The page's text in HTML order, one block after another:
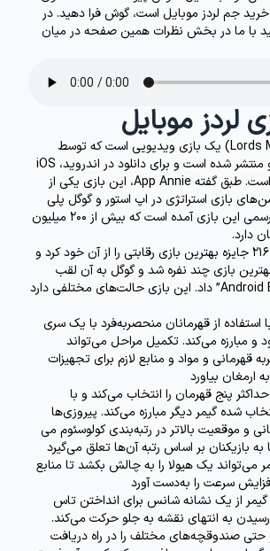
خرید جم لردز موبایل است، گوش فرا دهید. در
با ما در بخش نظرات همین صفحه در میان
لردز موبایل
لردز موبایل (Lords Mobile) یک بازی ویدیویی است که توسط
کمپانی IGG ساخته و منتشر شده است و برای دانلود در اندروید، iOS
و استیم در دسترس است. طبق گفته App Annie، این بازی یکی از
بازی استراتژی در اپ استور و گوگل پلی
است. در توضیحات رسمی این بازی آمده است که بیش از 200 میلیون
دارد.
لردز موبایل در سال 216 جایزه بهترین بازی رقابتی را از آن خود کرد و
نامزد بهترین بازی چند نفره شد و گوگل به آن لقب
“Android Excellence Game” داد. این بازی حالت‌های مختلفی دارد
استفاده از قهرمانان منحصربه‌فرد با یک سری
مبارزه می‌کند. تکمیل مراحل می‌تواند
قهرمانی و مواد و منابع لازم برای تجهیزات
ارمغان بیاورد
حداکثر پنج قهرمان را انتخاب می‌کند و با
شده گیمر دیگر مبارزه می‌کند. پیروزی‌ها
و موقعیت بالاتر در رتبه‌بندی کولوسئوم می
بازیکنان بر اساس رتبه آن‌ها تعلق می‌گیرد
می‌تواند یک هیولا را به چالش بکشد تا منابع
سرعت را به‌دست آورد
گیمر از یک نشانه شانس برای انداختن تاس
رسیدن به انتهای نقشه به جلو حرکت می‌کند.
و حتی صندوقچه‌های مختلف را در راه دریافت